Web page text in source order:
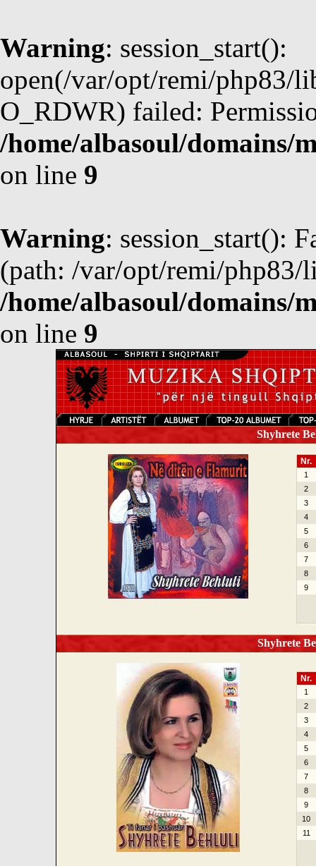
Warning: session_start():
open(/var/opt/remi/php83/
O_RDWR) failed:
/home/albasoul/domains/
on line 9
Warning: session_start():
(path: /var/opt/remi/php83/
/home/albasoul/domains/
on line 9
Shyhrete
Nr.
1
2
3
4
5
6
7
8
9
Shyhrete
Nr.
1
2
3
4
5
6
7
8
9
10
11